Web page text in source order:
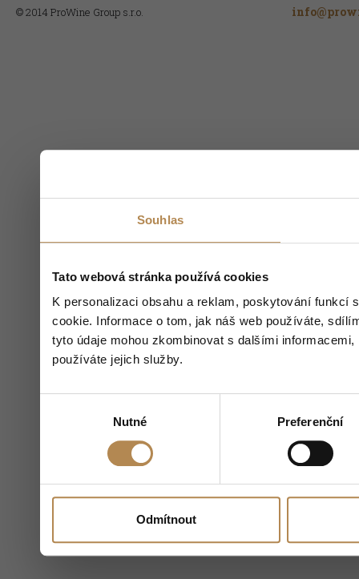
Souhlas
Tato webová stránka používá cookies
K personalizaci obsahu a reklam, poskytování
cookie. Informace o tom, jak náš web používáte,
tyto údaje mohou zkombinovat s dalšími
používáte jejich služby.
Nutné Preferenční
Odmítnout
© 2014 ProWine Group s.r.o.